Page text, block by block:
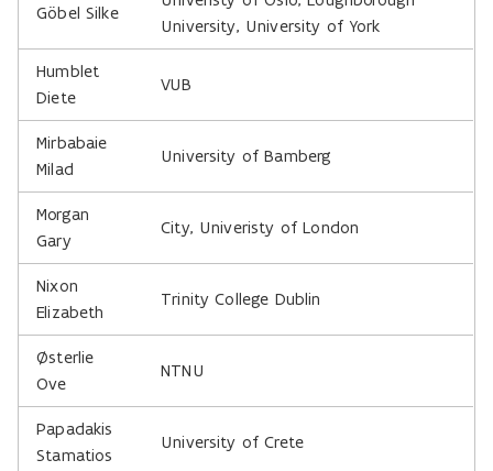
Göbel Silke
University, University of York
Humblet
Diete
VUB
Mirbabaie
Milad
University of Bamberg
Morgan
Gary
City, Univeristy of London
Nixon
Elizabeth
Trinity College Dublin
Østerlie
Ove
NTNU
Papadakis
Stamatios
University of Crete